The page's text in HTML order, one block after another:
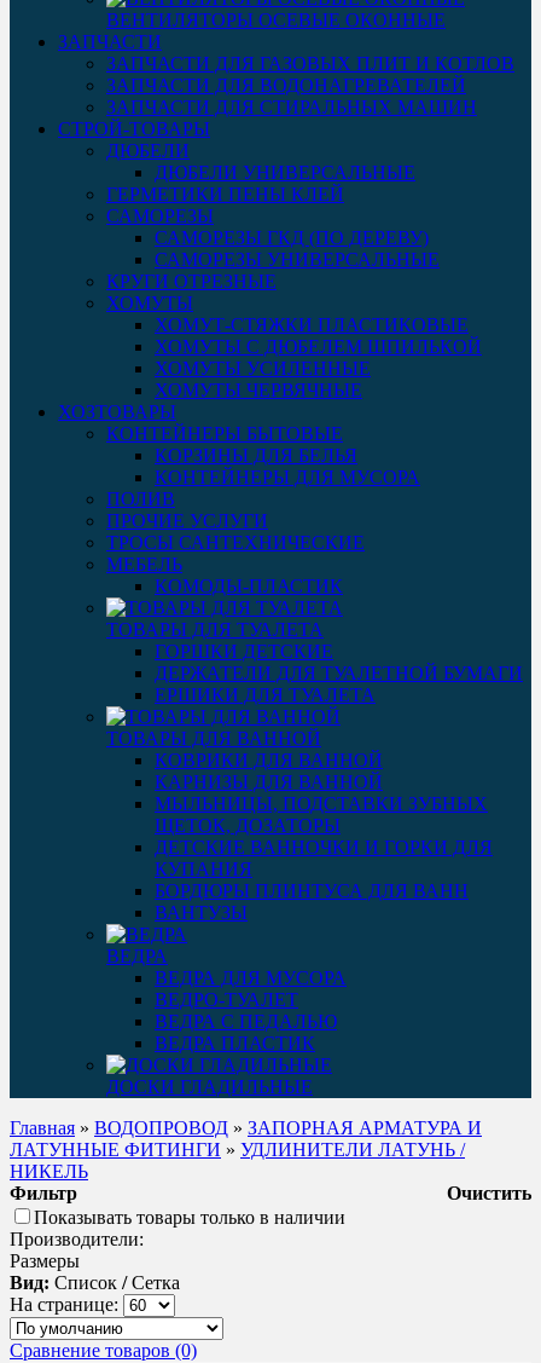
ВЕНТИЛЯТОРЫ ОСЕВЫЕ ОКОННЫЕ
ЗАПЧАСТИ
ЗАПЧАСТИ ДЛЯ ГАЗОВЫХ ПЛИТ И КОТЛОВ
ЗАПЧАСТИ ДЛЯ ВОДОНАГРЕВАТЕЛЕЙ
ЗАПЧАСТИ ДЛЯ СТИРАЛЬНЫХ МАШИН
СТРОЙ-ТОВАРЫ
ДЮБЕЛИ
ДЮБЕЛИ УНИВЕРСАЛЬНЫЕ
ГЕРМЕТИКИ ПЕНЫ КЛЕЙ
САМОРЕЗЫ
САМОРЕЗЫ ГКД (ПО ДЕРЕВУ)
САМОРЕЗЫ УНИВЕРСАЛЬНЫЕ
КРУГИ ОТРЕЗНЫЕ
ХОМУТЫ
ХОМУТ-СТЯЖКИ ПЛАСТИКОВЫЕ
ХОМУТЫ С ДЮБЕЛЕМ ШПИЛЬКОЙ
ХОМУТЫ УСИЛЕННЫЕ
ХОМУТЫ ЧЕРВЯЧНЫЕ
ХОЗТОВАРЫ
КОНТЕЙНЕРЫ БЫТОВЫЕ
КОРЗИНЫ ДЛЯ БЕЛЬЯ
КОНТЕЙНЕРЫ ДЛЯ МУСОРА
ПОЛИВ
ПРОЧИЕ УСЛУГИ
ТРОСЫ САНТЕХНИЧЕСКИЕ
МЕБЕЛЬ
КОМОДЫ-ПЛАСТИК
ТОВАРЫ ДЛЯ ТУАЛЕТА
ГОРШКИ ДЕТСКИЕ
ДЕРЖАТЕЛИ ДЛЯ ТУАЛЕТНОЙ БУМАГИ
ЕРШИКИ ДЛЯ ТУАЛЕТА
ТОВАРЫ ДЛЯ ВАННОЙ
КОВРИКИ ДЛЯ ВАННОЙ
КАРНИЗЫ ДЛЯ ВАННОЙ
МЫЛЬНИЦЫ, ПОДСТАВКИ ЗУБНЫХ
ЩЕТОК, ДОЗАТОРЫ
ДЕТСКИЕ ВАННОЧКИ И ГОРКИ ДЛЯ
КУПАНИЯ
БОРДЮРЫ ПЛИНТУСА ДЛЯ ВАНН
ВАНТУЗЫ
ВЕДРА
ВЕДРА ДЛЯ МУСОРА
ВЕДРО-ТУАЛЕТ
ВЕДРА С ПЕДАЛЬЮ
ВЕДРА ПЛАСТИК
ДОСКИ ГЛАДИЛЬНЫЕ
Главная » ВОДОПРОВОД » ЗАПОРНАЯ АРМАТУРА И
ЛАТУННЫЕ ФИТИНГИ » УДЛИНИТЕЛИ ЛАТУНЬ /
НИКЕЛЬ
Фильтр
Очистить
Показывать товары только в наличии
Производители:
Размеры
Вид: Список / Сетка
На странице:
Сравнение товаров (0)